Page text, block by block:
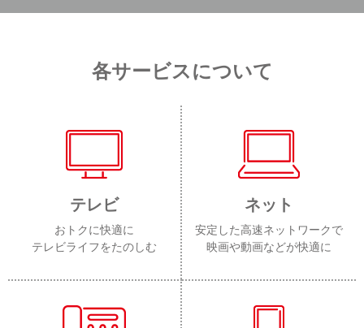
各サービスについて
テレビ
おトクに快適に
テレビライフをたのしむ
ネット
安定した高速ネットワークで
映画や動画などが快適に